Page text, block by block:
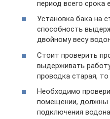
период всего срока
Установка бака на
способность
двойному весу
Стоит проверить
выдерживать
проводка старая,
Необходимо
помещении,
подключения